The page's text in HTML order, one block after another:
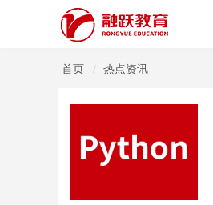
首页 热点资讯